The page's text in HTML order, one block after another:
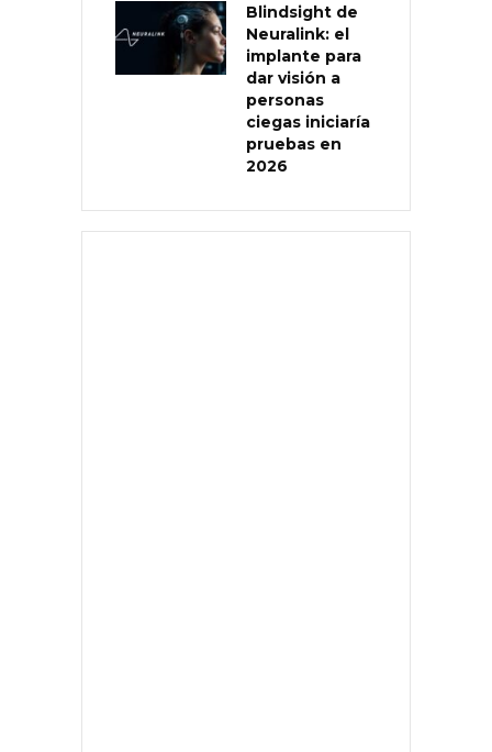
Blindsight de
Neuralink: el
implante para
dar visión a
personas
ciegas iniciaría
pruebas en
2026